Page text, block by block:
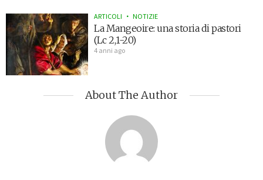
ARTICOLI NOTIZIE
La Mangeoire: una storia di pastori
(Lc 2,1-20)
4 anni ago
About The Author